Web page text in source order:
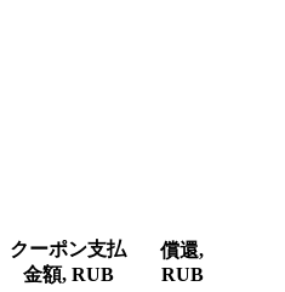
クーポン支払
金額, RUB
償還,
RUB